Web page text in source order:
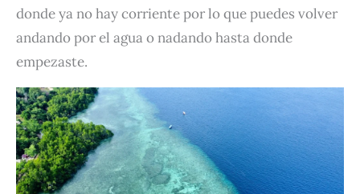
donde ya no hay corriente por lo que puedes volver
andando por el agua o nadando hasta donde
empezaste.